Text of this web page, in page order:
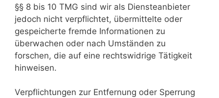
§§ 8 bis 10 TMG sind wir als Diensteanbieter
jedoch nicht verpflichtet, übermittelte oder
gespeicherte fremde Informationen zu
überwachen oder nach Umständen zu
forschen, die auf eine rechtswidrige Tätigkeit
hinweisen.
Verpflichtungen zur Entfernung oder Sperrung